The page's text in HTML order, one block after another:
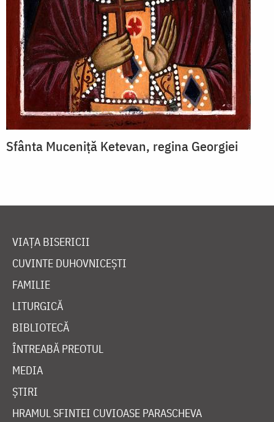
Sfânta Muceniță Ketevan, regina Georgiei
VIAȚA BISERICII
CUVINTE DUHOVNICEȘTI
FAMILIE
LITURGICĂ
BIBLIOTECĂ
ÎNTREABĂ PREOTUL
MEDIA
ȘTIRI
HRAMUL SFINTEI CUVIOASE PARASCHEVA